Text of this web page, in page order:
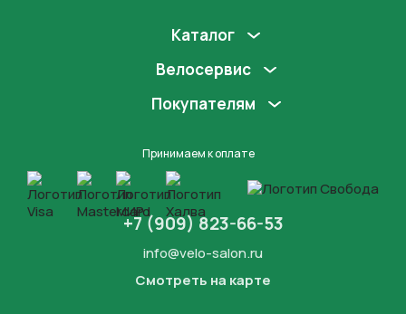
Каталог
Велосервис
Покупателям
Принимаем к оплате
+7 (909) 823-66-53
info@velo-salon.ru
Смотреть на карте